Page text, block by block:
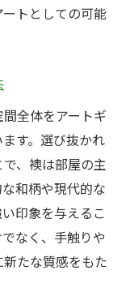
トとしての可能
全体をアートギ
す。選び抜かれ
、襖は部屋の主
和柄や現代的な
印象を与えるこ
なく、手触りや
たな質感をもた